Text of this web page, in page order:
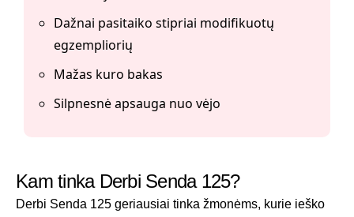
Dažnai pasitaiko stipriai modifikuotų
egzempliorių
Mažas kuro bakas
Silpnesnė apsauga nuo vėjo
Kam tinka Derbi Senda 125?
Derbi Senda 125 geriausiai tinka žmonėms, kurie ieško